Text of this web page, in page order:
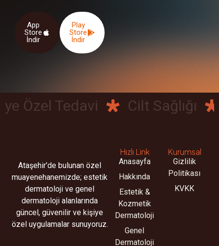
App
Store
İndir
Play
Store
İndir
Tedavi Cilt Sağlığı
Ataşehir’de bulunan özel
muayenehanemizde; estetik
dermatoloji ve genel
dermatoloji alanlarında
güncel, güvenilir ve kişiye
özel uygulamalar sunuyoruz.
Hızlı Link
Anasayfa
Hakkında
Estetik &
Kozmetik
Dermatoloji
Genel
Dermatoloji
Kurumsal
Gizlilik
Politikası
KVKK